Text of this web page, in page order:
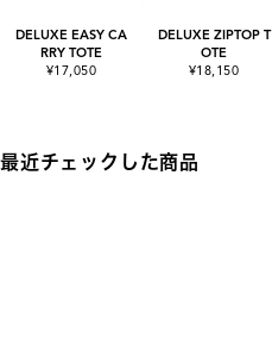
DELUXE EASY CA
RRY TOTE
¥17,050
DELUXE ZIPTOP T
OTE
¥18,150
最近チェックした商品